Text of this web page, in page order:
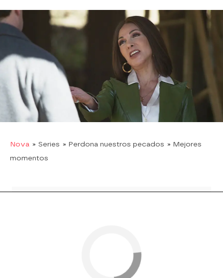
Armando, obsesionado con mantener intacta su
reputación, teme que Irene destape su secreto
mejor guardado y decide acabar con su vida.
Termina arrojándola a un pozo en las
inmediaciones del rancho
y esconde sus
pertenencias y la azada con la que la asesinó en
su casa de campo.
¿Descubrirá Estela qué le ha ocurrido a su
hermana?
Nova » Series » Perdona nuestros pecados » Mejores
momentos